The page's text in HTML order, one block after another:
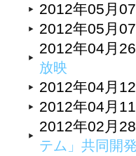
2012年05月07
2012年05月07
2012年04月26
放映
2012年04月12
2012年04月11
2012年02月28
テム」共同開